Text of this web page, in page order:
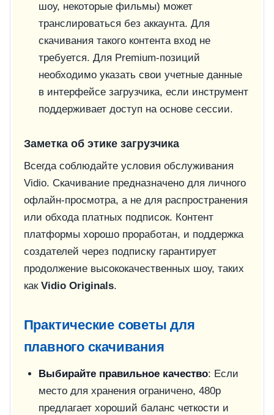
шоу, некоторые фильмы) может
транслироваться без аккаунта. Для
скачивания такого контента вход не
требуется. Для Premium-позиций
необходимо указать свои учетные данные
в интерфейсе загрузчика, если инструмент
поддерживает доступ на основе сессии.
Заметка об этике загрузчика
Всегда соблюдайте условия обслуживания
Vidio. Скачивание предназначено для личного
офлайн-просмотра, а не для распространения
или обхода платных подписок. Контент
платформы хорошо проработан, и поддержка
создателей через подписку гарантирует
продолжение высококачественных шоу, таких
как Vidio Originals.
Практические советы для
плавного скачивания
Выбирайте правильное качество: Если
место для хранения ограничено, 480p
предлагает хороший баланс четкости и